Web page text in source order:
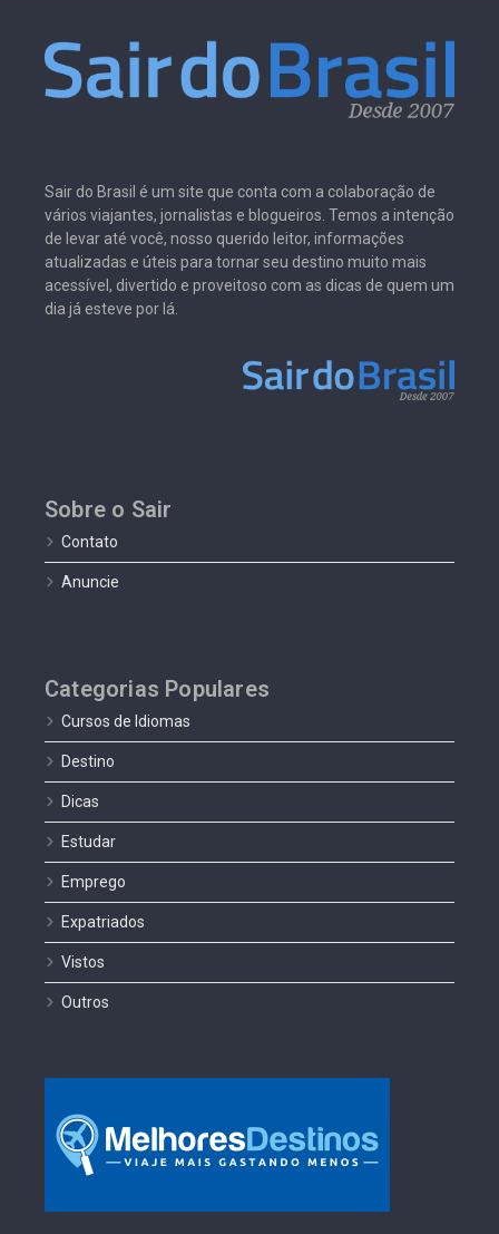
Sair do Brasil é um site que conta com a colaboração de
vários viajantes, jornalistas e blogueiros. Temos a intenção
de levar até você, nosso querido leitor, informações
atualizadas e úteis para tornar seu destino muito mais
acessível, divertido e proveitoso com as dicas de quem um
dia já esteve por lá.
Sobre o Sair
Contato
Anuncie
Categorias Populares
Cursos de Idiomas
Destino
Dicas
Estudar
Emprego
Expatriados
Vistos
Outros